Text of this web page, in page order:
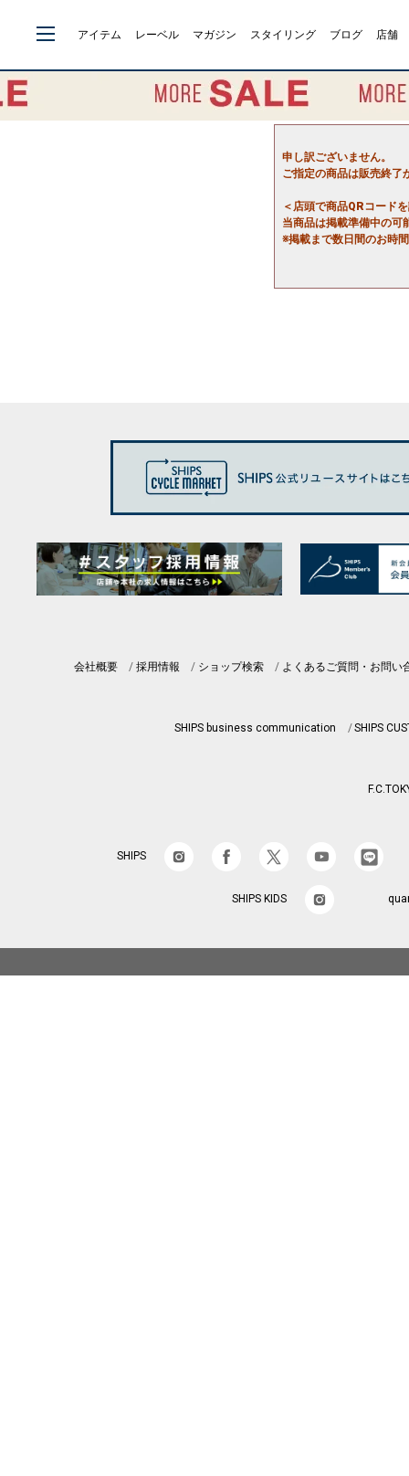
アイテム レーベル マガジン スタイリング ブログ 店舗
申し訳ございません。
ご指定の商品は販売終了
＜店頭で商品QRコード
当商品は掲載準備中の可
※掲載まで数日間のお時
会社概要 採用情報 ショップ検索 よくあるご質問・お問い
SHIPS business communication SHIPS
SHIPS
SHIPS KIDS